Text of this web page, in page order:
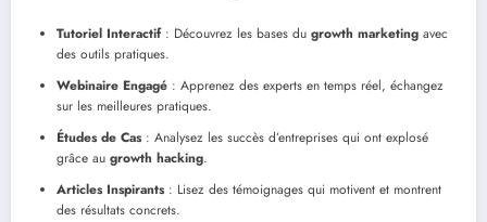
Tutoriel Interactif: Découvrez les bases du growth marketing avec
des outils pratiques.
Webinaire Engagé : Apprenez des experts en temps réel, échangez
sur les meilleures pratiques.
Études de Cas: Analysez les succès d’entreprises qui ont explosé
grâce au growth hacking.
Articles Inspirants: Lisez des témoignages qui motivent et montrent
des résultats concrets.